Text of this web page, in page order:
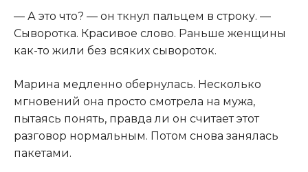
— А это что? — он ткнул пальцем в строку. —
Сыворотка. Красивое слово. Раньше женщины
как-то жили без всяких сывороток.
Марина медленно обернулась. Несколько
мгновений она просто смотрела на мужа,
пытаясь понять, правда ли он считает этот
разговор нормальным. Потом снова занялась
пакетами.